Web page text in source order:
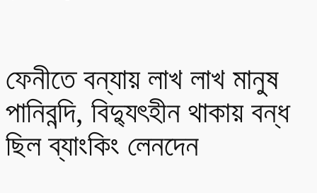
ফেনীতে বন্যায় লাখ লাখ মানুষ
পানিবন্দি, বিদ্যুৎহীন থাকায় বন্ধ
ছিল ব্যাংকিং লেনদেন